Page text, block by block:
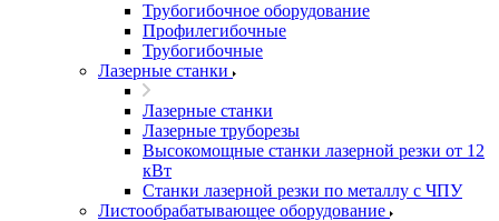
Трубогибочное оборудование
Профилегибочные
Трубогибочные
Лазерные станки
Лазерные станки
Лазерные труборезы
Высокомощные станки лазерной резки от 12
кВт
Станки лазерной резки по металлу с ЧПУ
Листообрабатывающее оборудование